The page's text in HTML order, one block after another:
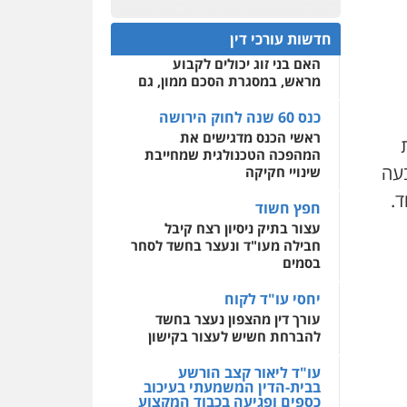
פלילי פשיעה חמורה
מעצרים וחקירות
0505212444
עו"ד אסף גונן
פלילי פשע חמור תעבורה
צבא מעצרים וחקירות
0542255161
גל דהן – משרד עורך דין
פלילי
0544723840
גיל פרידמן – משרד עו"ד
וחקירות מחיקת רישום פלילי
0503366733
0522508109
אחסון אתרים
מהירות הגנה גיבוי
לעורכי דין
מרכז התחלה חדשה
שירותים מקצועיים לעורכי
דין
0544500346
חדשות עורכי דין
המתח שבין חוק יחסי ממון
לבין חוק הירושה
האם בני זוג יכולים לקבוע
מראש, במסגרת הסכם ממון, גם
כנס 60 שנה לחוק הירושה
ראשי הכנס מדגישים את
המהפכה הטכנולגית שמחייבת
שינויי חקיקה
חפץ חשוד
עצור בתיק ניסיון רצח קיבל
חבילה מעו"ד ונעצר בחשד לסחר
בסמים
יחסי עו"ד לקוח
עורך דין מהצפון נעצר בחשד
להברחת חשיש לעצור בקישון
עו"ד ליאור קצב הורשע
בבית-הדין המשמעתי בעיכוב
כספים ופגיעה בכבוד המקצוע